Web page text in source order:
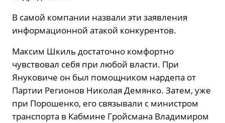
В самой компании назвали эти заявления
информационной атакой конкурентов.
Максим Шкиль достаточно комфортно
чувствовал себя при любой власти. При
Януковиче он был помощником нардепа от
Партии Регионов Николая Демянко. Затем, уже
при Порошенко, его связывали с министром
транспорта в Кабмине Гройсмана Владимиром